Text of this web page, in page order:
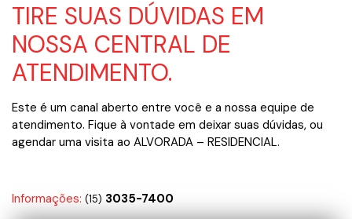
TIRE SUAS DÚVIDAS EM
NOSSA CENTRAL DE
ATENDIMENTO.
Este é um canal aberto entre você e a nossa equipe de
atendimento. Fique à vontade em deixar suas dúvidas, ou
agendar uma visita ao ALVORADA – RESIDENCIAL.
Informações: (15) 3035-7400